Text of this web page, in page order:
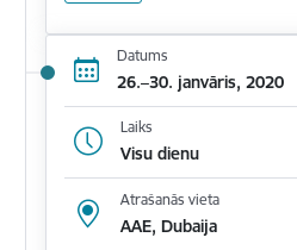
Datums
26.–30. janvāris, 2020
Laiks
Visu dienu
Atrašanās vieta
AAE, Dubaija